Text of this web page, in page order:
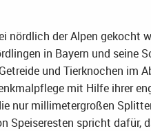
nördlich der Alpen gekocht
in Bayern und seine
und Tierknochen im
mit Hilfe ihrer
nur millimetergroßen
Speiseresten spricht dafür,